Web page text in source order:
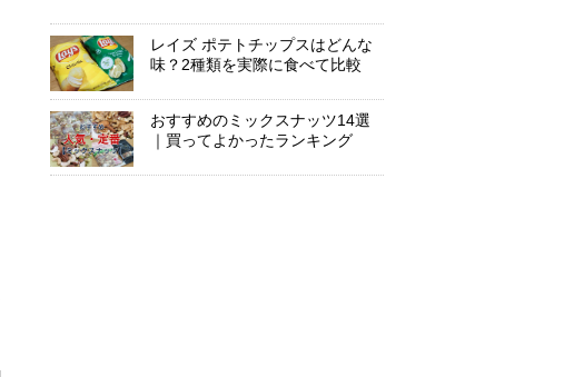
レイズ ポテトチップスはどんな
味？2種類を実際に食べて比較
おすすめのミックスナッツ14選
｜買ってよかったランキング